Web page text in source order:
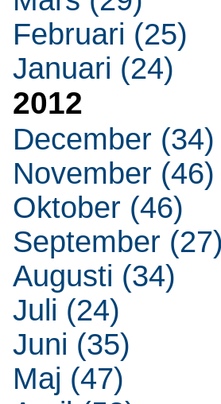
Februari (25)
Januari (24)
2012
December (34)
November (46)
Oktober (46)
September (27)
Augusti (34)
Juli (24)
Juni (35)
Maj (47)